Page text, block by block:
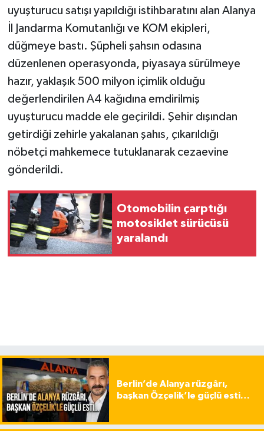
uyuşturucu satışı yapıldığı istihbaratını alan Alanya
İl Jandarma Komutanlığı ve KOM ekipleri,
düğmeye bastı. Şüpheli şahsın odasına
düzenlenen operasyonda, piyasaya sürülmeye
hazır, yaklaşık 500 milyon içimlik olduğu
değerlendirilen A4 kağıdına emdirilmiş
uyuşturucu madde ele geçirildi. Şehir dışından
getirdiği zehirle yakalanan şahıs, çıkarıldığı
nöbetçi mahkemece tutuklanarak cezaevine
gönderildi.
Otomobilin çarptığı
motosiklet sürücüsü
yaralandı
Berlin’de Alanya rüzgârı,
başkan Özçelik’le güçlü esti…